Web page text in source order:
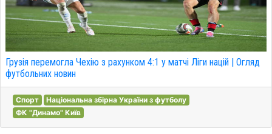
Грузія перемогла Чехію з рахунком 4:1 у матчі Ліги націй | Огляд
футбольних новин
Спорт
Національна збірна України з футболу
ФК "Динамо" Київ